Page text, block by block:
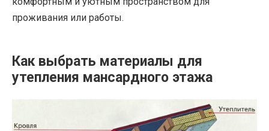
проживания или работы.
Как выбрать материалы для
утепления мансардного этажа